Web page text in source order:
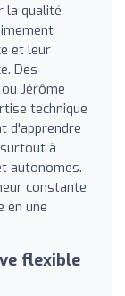
la qualité
et leur
Des
Jérôme
technique
d'apprendre
à
autonomes.
constante
en une
flexible